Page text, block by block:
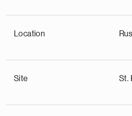
Location
Site St.